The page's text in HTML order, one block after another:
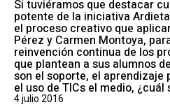
Si tuviéramos que destacar
potente de la iniciativa
el proceso creativo que
Pérez y Carmen Montoya,
reinvención continua de los
que plantean a sus alumnos
son el soporte, el
el uso de TICs el medio,
4 julio 2016